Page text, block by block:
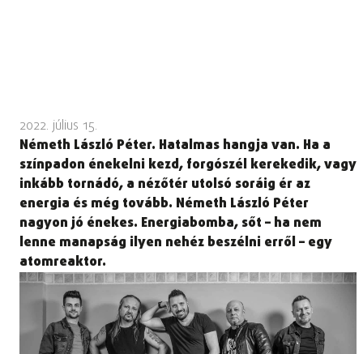
2022. július 15.
Németh László Péter. Hatalmas hangja van. Ha a
színpadon énekelni kezd, forgószél kerekedik, vagy
inkább tornádó, a nézőtér utolsó soráig ér az
energia és még tovább. Németh László Péter
nagyon jó énekes. Energiabomba, sőt – ha nem
lenne manapság ilyen nehéz beszélni erről – egy
atomreaktor.